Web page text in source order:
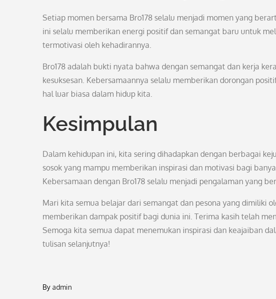
Setiap momen bersama Bro178 selalu menjadi momen yang
ini selalu memberikan energi positif dan semangat baru untuk
termotivasi oleh kehadirannya.
Bro178 adalah bukti nyata bahwa dengan semangat dan kerja
kesuksesan. Kebersamaannya selalu memberikan dorongan
hal luar biasa dalam hidup kita.
Kesimpulan
Dalam kehidupan ini, kita sering dihadapkan dengan berbagai
sosok yang mampu memberikan inspirasi dan motivasi bagi
Kebersamaan dengan Bro178 selalu menjadi pengalaman yang
Mari kita semua belajar dari semangat dan pesona yang dimiliki
memberikan dampak positif bagi dunia ini. Terima kasih telah
Semoga kita semua dapat menemukan inspirasi dan keajaiban
tulisan selanjutnya!
By admin